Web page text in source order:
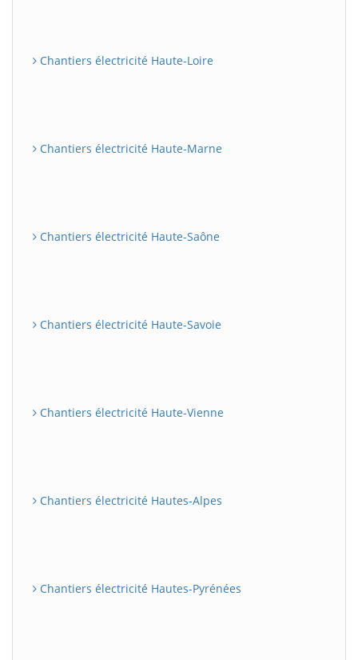
Chantiers électricité Haute-Loire
Chantiers électricité Haute-Marne
Chantiers électricité Haute-Saône
Chantiers électricité Haute-Savoie
Chantiers électricité Haute-Vienne
Chantiers électricité Hautes-Alpes
Chantiers électricité Hautes-Pyrénées